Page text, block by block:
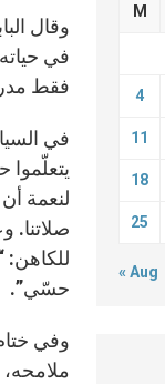
وقال
في
فقط
في
لنعمة
صلاتنا.
للكاهن:
حسّي”.
وفي
M
4
11
18
25
« Aug